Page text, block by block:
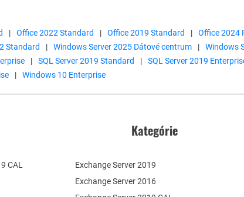
| Office 2022 Standard | Office 2019 Standard | Office 2024
Standard
| Windows Server 2025 Dátové centrum | Windows
| SQL Server 2019 Standard | SQL Server 2019
| Windows 10 Enterprise
Kategórie
Exchange Server 2019
Exchange Server 2016
CAL